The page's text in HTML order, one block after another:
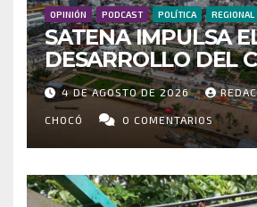
OPINIÓN PODCAST POLÍTICA REGIONAL
SATENA IMPULSA
DESARROLLO DEL
MÁS DE 35 MIL
MOVILIZADOS Y
RUTAS
CONECTIVIDAD
4 DE AGOSTO DE 2026
CHOCÓ 0 COMENTARIOS